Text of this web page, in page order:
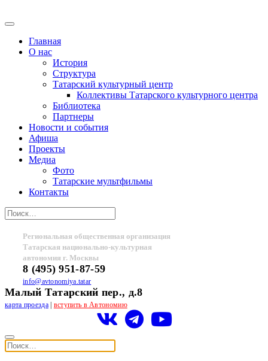
Главная
О нас
История
Структура
Татарский культурный центр
Коллективы Татарского культурного центра
Библиотека
Партнеры
Новости и события
Афиша
Проекты
Медиа
Фото
Татарские мультфильмы
Контакты
Региональная общественная организация
Татарская национально-культурная
автономия г. Москвы
8 (495) 951-87-59
info@avtonomiya.tatar
Малый Татарский пер., д.8
карта проезда| вступить в Автономию